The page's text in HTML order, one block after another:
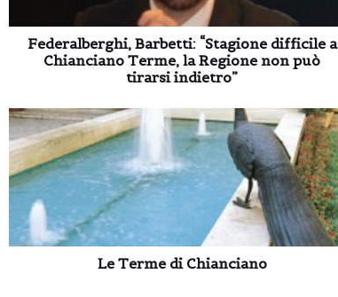
Federalberghi, Barbetti: “Stagione difficile a
Chianciano Terme, la Regione non può
tirarsi indietro”
Le Terme di Chianciano